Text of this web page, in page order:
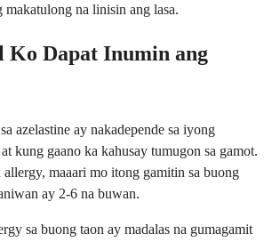
na linisin ang lasa.
Ko Dapat Inumin ang
azelastine ay nakadepende sa iyong
kung gaano ka kahusay tumugon sa gamot.
allergy, maaari mo itong gamitin sa buong
ay 2-6 na buwan.
sa buong taon ay madalas na gumagamit